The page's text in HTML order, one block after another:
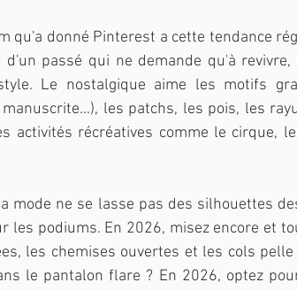
qu'a donné Pinterest a cette tendance
d'un passé qui ne demande qu'à
Le nostalgique aime les motifs
les patchs, les pois, les
activités récréatives comme le cirque,
mode ne se lasse pas des silhouettes
les podiums. En 2026, misez encore et
les chemises ouvertes et les cols
le pantalon flare ? En 2026, optez